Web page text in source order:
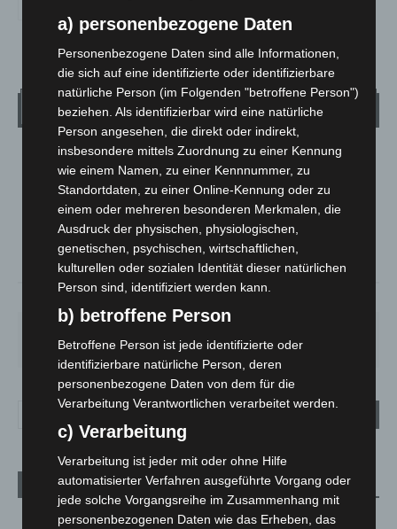
Wetter
LANGENHAGEN
Bedeckt
19.7°C 20.7°
18.8°
21° 27° 33 ° 29°
Aktuelle Beiträge
Niedersachsen: Feuerwehrkräfte kehren nach
a) personenbezogene Daten
Personenbezogene Daten sind alle Informationen,
die sich auf eine identifizierte oder identifizierbare
natürliche Person (im Folgenden "betroffene Person")
beziehen. Als identifizierbar wird eine natürliche
Person angesehen, die direkt oder indirekt,
insbesondere mittels Zuordnung zu einer Kennung
wie einem Namen, zu einer Kennnummer, zu
Standortdaten, zu einer Online-Kennung oder zu
einem oder mehreren besonderen Merkmalen, die
Ausdruck der physischen, physiologischen,
genetischen, psychischen, wirtschaftlichen,
kulturellen oder sozialen Identität dieser natürlichen
Person sind, identifiziert werden kann.
b) betroffene Person
Betroffene Person ist jede identifizierte oder
identifizierbare natürliche Person, deren
personenbezogene Daten von dem für die
Verarbeitung Verantwortlichen verarbeitet werden.
c) Verarbeitung
Verarbeitung ist jeder mit oder ohne Hilfe
automatisierter Verfahren ausgeführte Vorgang oder
jede solche Vorgangsreihe im Zusammenhang mit
personenbezogenen Daten wie das Erheben, das